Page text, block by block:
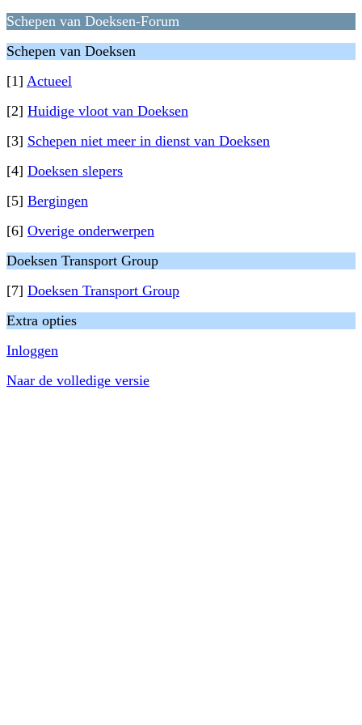
Schepen van Doeksen-Forum
Schepen van Doeksen
[1] Actueel
[2] Huidige vloot van Doeksen
[3] Schepen niet meer in dienst van Doeksen
[4] Doeksen slepers
[5] Bergingen
[6] Overige onderwerpen
Doeksen Transport Group
[7] Doeksen Transport Group
Extra opties
Inloggen
Naar de volledige versie